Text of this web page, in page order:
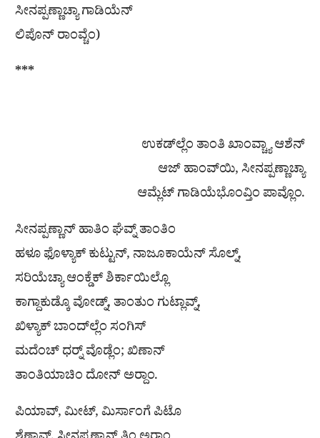
ಸೀನಪ್ಪಣ್ಣಾಚ್ಯಾ ಗಾಡಿಯೆನ್
ಲಿಪೊನ್ ರಾಂವ್ಚೆಂ)
***
ಉಕಡ್‌ಲ್ಲೆಂ ತಾಂತಿ ಖಾಂವ್ಚ್ಯಾ ಆಶೆನ್
ಆಜ್ ಹಾಂವ್‌ಯಿ, ಸೀನಪ್ಪಣ್ಣಾಚ್ಯಾ
ಆಮ್ಲೆಟ್ ಗಾಡಿಯೆಭೊಂವ್ತಿಂ ಪಾವ್ಲೊಂ.
ಸೀನಪ್ಪಣ್ಣಾನ್ ಹಾತಿಂ ಘೆವ್ನ್ ತಾಂತಿಂ
ಹಳೂ ಫೊಳ್ಯಾಕ್ ಕುಟ್ಟುನ್, ನಾಜೂಕಾಯೆನ್ ಸೊಲ್ನ್,
ಸರಿಯೆಚ್ಯಾ ಆಂಕ್ಡೆಕ್ ಶಿರ್ಕಾಯಿಲ್ಲೊ
ಕಾಗ್ದಾಕುಡ್ಕೊ ವೋಡ್ನ್, ತಾಂತುಂ ಗುಟ್ಲಾವ್ನ್,
ಖಿಳ್ಯಾಕ್ ಬಾಂದ್‌ಲ್ಲೆಂ ಸಂಗಿಸ್
ಮದೆಂಚ್ ಧರ‍್ನ್ ವೊಡ್ಲೆಂ; ಖಿಣಾನ್
ತಾಂತಿಯಾಚಿಂ ದೋನ್ ಅರ‍್ದಾಂ.
ಪಿಯಾವ್, ಮೀಟ್, ಮಿರ್ಸಾಂಗೆ ಪಿಟೊ